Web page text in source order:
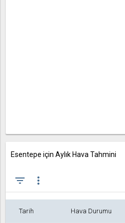
Esentepe için Aylık Hava Tahmini
filter_list more_vert
Tarih Hava Durumu